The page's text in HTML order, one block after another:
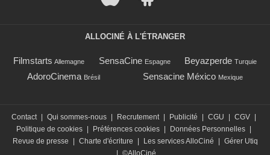
ALLOCINÉ À L'ÉTRANGER
Filmstarts Allemagne SensaCine Espagne Beyazperde Turquie
AdoroCinema Brésil Sensacine México Mexique
Contact | Qui sommes-nous | Recrutement | Publicité | CGU | CGV |
Politique de cookies | Préférences cookies | Données Personnelles |
Revue de presse
| Charte d'écriture | Les services AlloCiné | Gérer Utiq
| ©AlloCiné